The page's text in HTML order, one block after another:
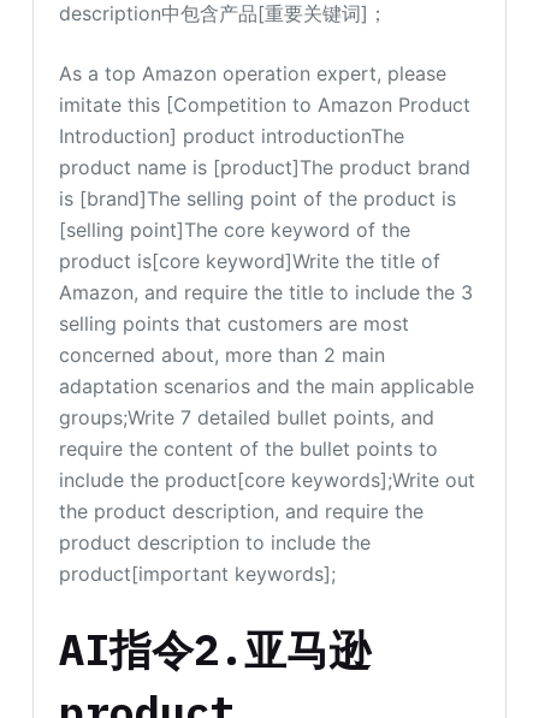
description中包含产品[重要关键词]；
As a top Amazon operation expert, please
imitate this [Competition to Amazon Product
Introduction] product introductionThe
product name is [product]The product brand
is [brand]The selling point of the product is
[selling point]The core keyword of the
product is[core keyword]Write the title of
Amazon, and require the title to include the 3
selling points that customers are most
concerned about, more than 2 main
adaptation scenarios and the main applicable
groups;Write 7 detailed bullet points, and
require the content of the bullet points to
include the product[core keywords];Write out
the product description, and require the
product description to include the
product[important keywords];
AI指令2.亚马逊